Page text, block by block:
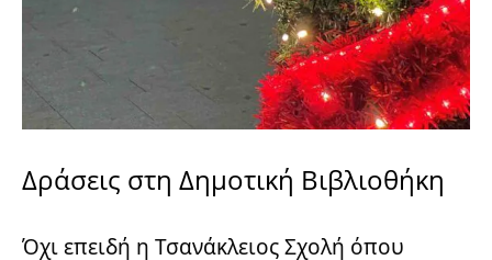
Δράσεις στη Δημοτική Βιβλιοθήκη
Όχι επειδή η Τσανάκλειος Σχολή όπου